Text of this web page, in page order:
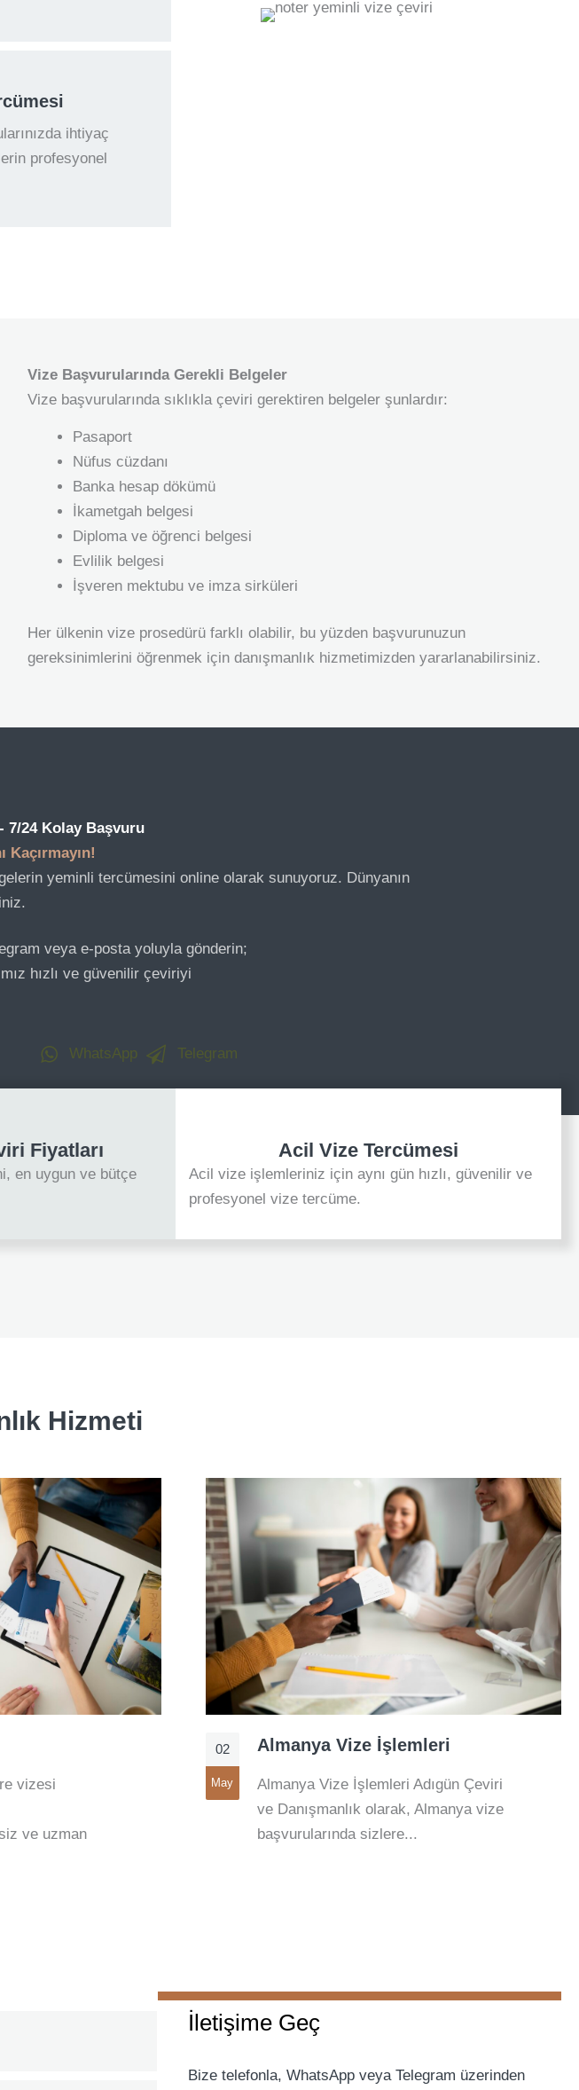
ihtiyaç
profesyonel
Vize Başvurularında Gerekli Belgeler
Vize başvurularında sıklıkla çeviri gerektiren belgeler şunlardır:
Pasaport
Nüfus cüzdanı
Banka hesap dökümü
İkametgah belgesi
Diploma ve öğrenci belgesi
Evlilik belgesi
İşveren mektubu ve imza sirküleri
Her ülkenin vize prosedürü farklı olabilir, bu yüzden başvurunuzun
gereksinimlerini öğrenmek için danışmanlık hizmetimizden yararlanabilirsiniz.
7/24 Kolay Başvuru
Kaçırmayın!
yeminli tercümesini online olarak sunuyoruz. Dünyanın
veya e-posta yoluyla gönderin;
hızlı ve güvenilir çeviriyi
WhatsApp Telegram
Fiyatları
en uygun ve bütçe
Acil Vize Tercümesi
Acil vize işlemleriniz için aynı gün hızlı, güvenilir ve
profesyonel vize tercüme.
Hizmeti
vizesi
ve uzman
02
May
Almanya Vize İşlemleri
Almanya Vize İşlemleri Adıgün Çeviri
ve Danışmanlık olarak, Almanya vize
başvurularında sizlere...
İletişime Geç
Bize telefonla, WhatsApp veya Telegram üzerinden